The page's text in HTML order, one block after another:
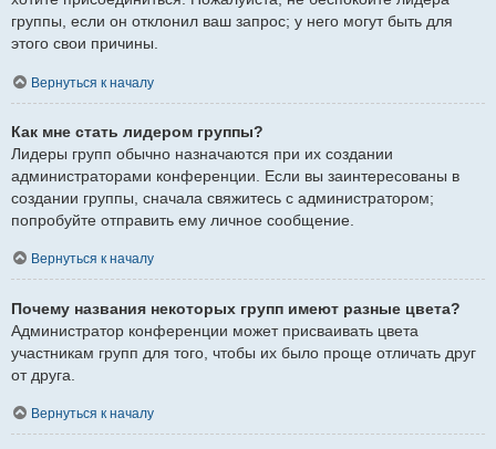
группы, если он отклонил ваш запрос; у него могут быть для
этого свои причины.
Вернуться к началу
Как мне стать лидером группы?
Лидеры групп обычно назначаются при их создании
администраторами конференции. Если вы заинтересованы в
создании группы, сначала свяжитесь с администратором;
попробуйте отправить ему личное сообщение.
Вернуться к началу
Почему названия некоторых групп имеют разные цвета?
Администратор конференции может присваивать цвета
участникам групп для того, чтобы их было проще отличать друг
от друга.
Вернуться к началу